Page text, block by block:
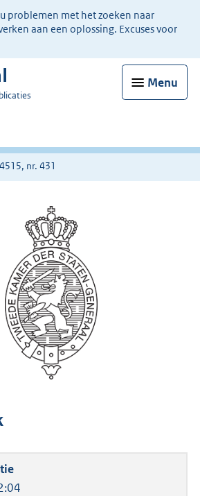
problemen met het zoeken naar
aan een oplossing. Excuses voor
Menu
nr. 431